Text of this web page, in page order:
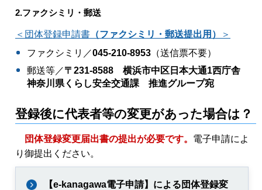
2.ファクシミリ・郵送
＜ 団体登録申請書 （ファクシミリ・郵送提出用）
＞
ファクシミリ／045-210-8953 （送信票不要）
郵送等／〒231-8588 横浜市中区日本大通1西庁舎
神奈川県くらし安全交通課 推進グループ宛
登録後に代表者等の変更があった場合は？
団体登録変更届出書の提出が必要です。 電子申請によ
り御提出ください。
【e-kanagawa電子申請】による団体登録変